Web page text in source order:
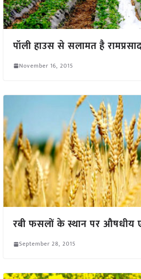
पॉली हाउस से सलामत है
November 16, 2015
रबी फसलों के स्थान पर औषधीय
September 28, 2015